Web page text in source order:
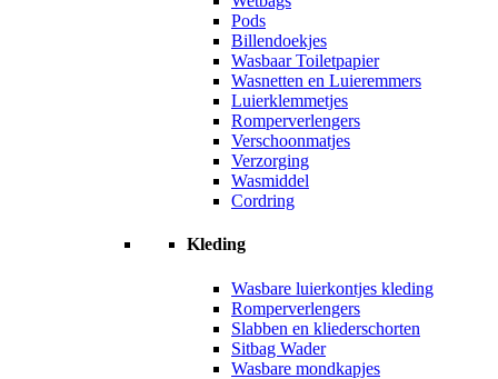
Pods
Billendoekjes
Wasbaar Toiletpapier
Wasnetten en Luieremmers
Luierklemmetjes
Romperverlengers
Verschoonmatjes
Verzorging
Wasmiddel
Cordring
Kleding
Wasbare luierkontjes kleding
Romperverlengers
Slabben en kliederschorten
Sitbag Wader
Wasbare mondkapjes